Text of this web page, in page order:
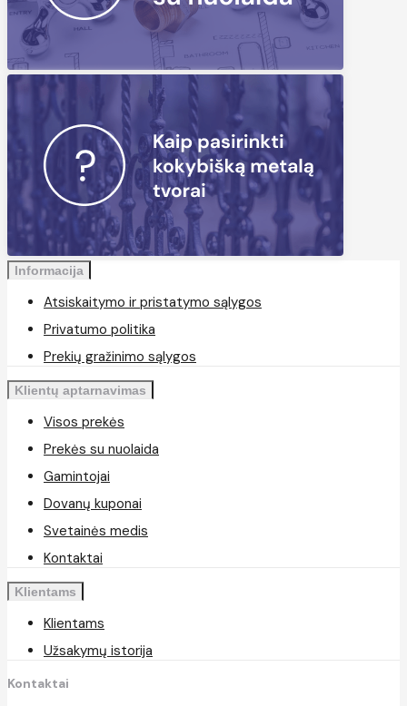
Informacija
Atsiskaitymo ir pristatymo sąlygos
Privatumo politika
Prekių gražinimo sąlygos
Klientų aptarnavimas
Visos prekės
Prekės su nuolaida
Gamintojai
Dovanų kuponai
Svetainės medis
Kontaktai
Klientams
Klientams
Užsakymų istorija
Kontaktai